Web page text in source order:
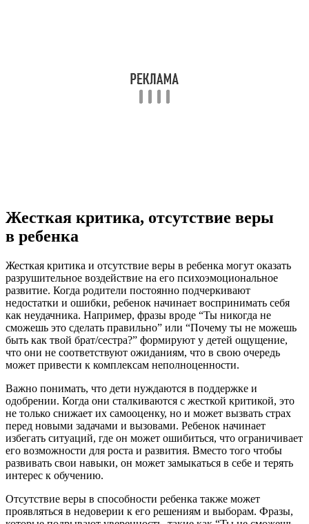
Жесткая критика, отсутствие веры
в ребенка
Жесткая критика и отсутствие веры в ребенка могут оказать
разрушительное воздействие на его психоэмоциональное
развитие. Когда родители постоянно подчеркивают
недостатки и ошибки, ребенок начинает воспринимать себя
как неудачника. Например, фразы вроде “Ты никогда не
сможешь это сделать правильно” или “Почему ты не можешь
быть как твой брат/сестра?” формируют у детей ощущение,
что они не соответствуют ожиданиям, что в свою очередь
может привести к комплексам неполноценности.
Важно понимать, что дети нуждаются в поддержке и
одобрении. Когда они сталкиваются с жесткой критикой, это
не только снижает их самооценку, но и может вызвать страх
перед новыми задачами и вызовами. Ребенок начинает
избегать ситуаций, где он может ошибиться, что ограничивает
его возможности для роста и развития. Вместо того чтобы
развивать свои навыки, он может замыкаться в себе и терять
интерес к обучению.
Отсутствие веры в способности ребенка также может
проявляться в недоверии к его решениям и выборам. Фразы,